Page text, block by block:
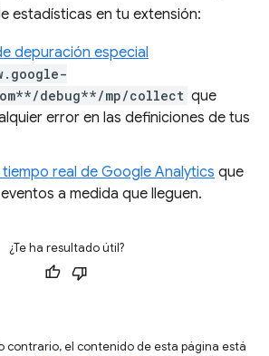
estadísticas en tu extensión:
depuración especial
debug**/mp/collect que
error en las definiciones de tus
real de Google Analytics que
a medida que lleguen.
¿Te ha resultado útil?
contrario, el contenido de esta página está